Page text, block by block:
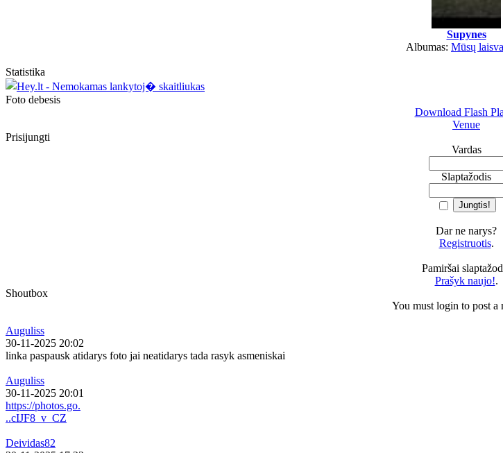
Supynes
Albumas: Mūsų
Statistika
Foto debesis
Download Flash
Venue
Prisijungti
Vardas
Slaptažodis
Dar ne narys?
Registruotis.
Pamiršai
Prašyk naujo!.
Shoutbox
You must login to post a
Auguliss
30-11-2025 20:02
linka paspausk atidarys foto jai neatidarys tada rasyk asmeniskai
Auguliss
30-11-2025 20:01
https://photos.go.
..cIJF8_v_CZ
Deividas82